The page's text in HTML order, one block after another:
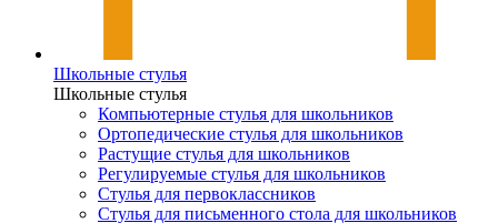
Школьные стулья
Школьные стулья
Компьютерные стулья для школьников
Ортопедические стулья для школьников
Растущие стулья для школьников
Регулируемые стулья для школьников
Стулья для первоклассников
Стулья для письменного стола для школьников